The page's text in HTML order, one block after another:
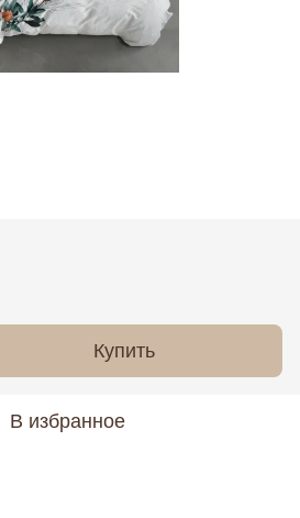
Купить
В избранное